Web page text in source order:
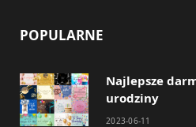
POPULARNE
Najlepsze
urodziny
2023-06-11